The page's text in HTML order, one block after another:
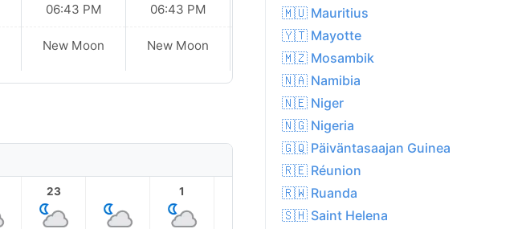
06:43 PM
New Moon
06:43 PM
New Moon
06:42 PM
New Moon
23 1 3
🇲🇺 Mauritius
🇾🇹 Mayotte
🇲🇿 Mosambik
🇳🇦 Namibia
🇳🇪 Niger
🇳🇬 Nigeria
🇬🇶 Päiväntasaajan Guinea
🇷🇪 Réunion
🇷🇼 Ruanda
🇸🇭 Saint Helena